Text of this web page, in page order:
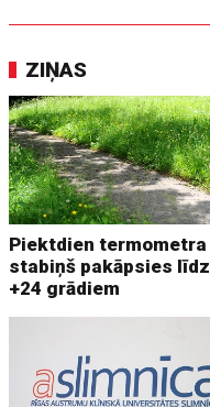
ZIŅAS
Piektdien termometra
stabiņš pakāpsies līdz
+24 grādiem